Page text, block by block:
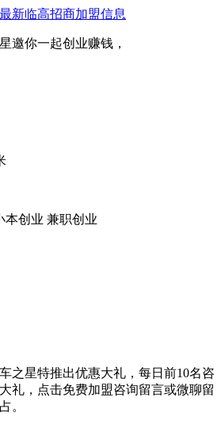
最新临高招商加盟信息
邀你一起创业赚钱，
本创业 兼职创业
之星特推出优惠大礼，每日前10名咨
礼，点击免费加盟咨询留言或微聊留
。